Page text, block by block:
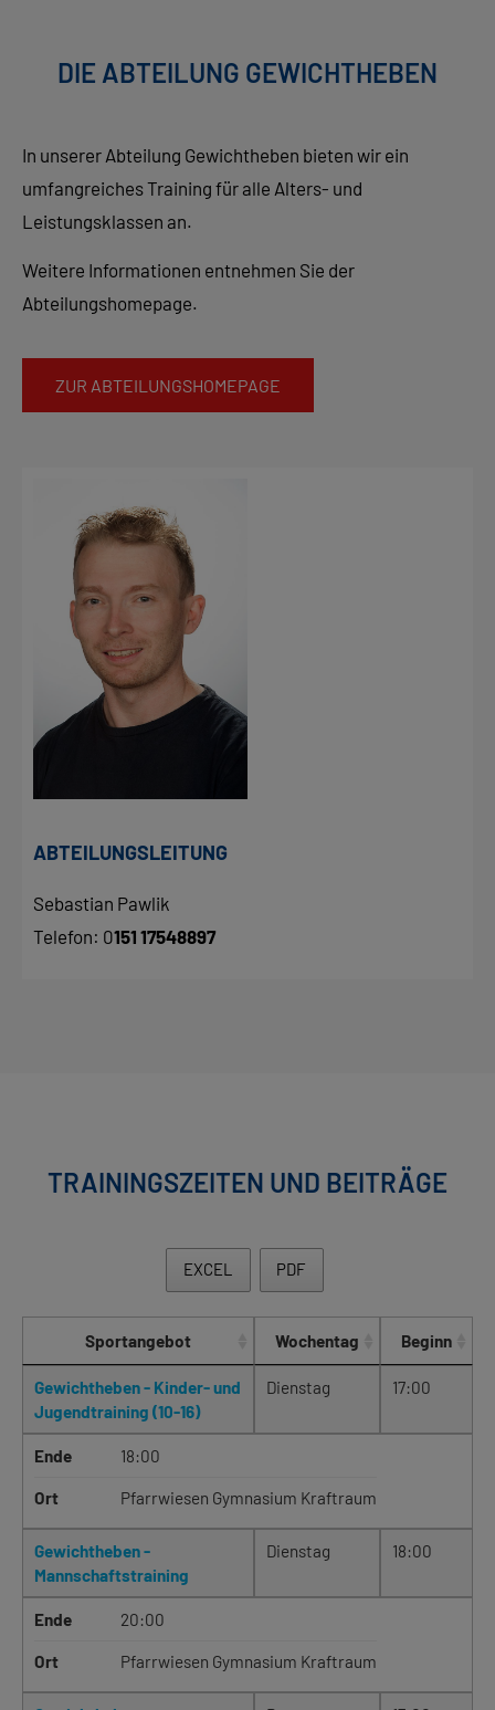
DIE ABTEILUNG GEWICHTHEBEN
In unserer Abteilung Gewichtheben bieten wir ein
umfangreiches Training für alle Alters- und
Leistungsklassen an.
Weitere Informationen entnehmen Sie der
Abteilungshomepage.
ZUR ABTEILUNGSHOMEPAGE
ABTEILUNGSLEITUNG
Sebastian Pawlik
Telefon: 0151 17548897
TRAININGSZEITEN UND BEITRÄGE
EXCEL PDF
Sportangebot Wochentag Beginn
Gewichtheben - Kinder- und
Jugendtraining (10-16)
Dienstag 17:00
Ende 18:00
Ort Pfarrwiesen Gymnasium Kraftraum
Gewichtheben -
Mannschaftstraining
Dienstag 18:00
Ende 20:00
Ort Pfarrwiesen Gymnasium Kraftraum